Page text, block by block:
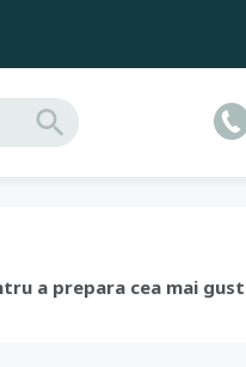
a prepara cea mai